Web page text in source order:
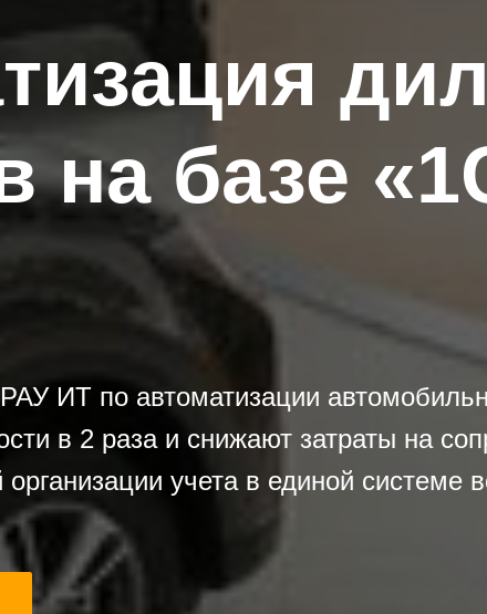
на базе
ИТ по автоматизации
в 2 раза и снижают затраты на
организации учета в единой системе